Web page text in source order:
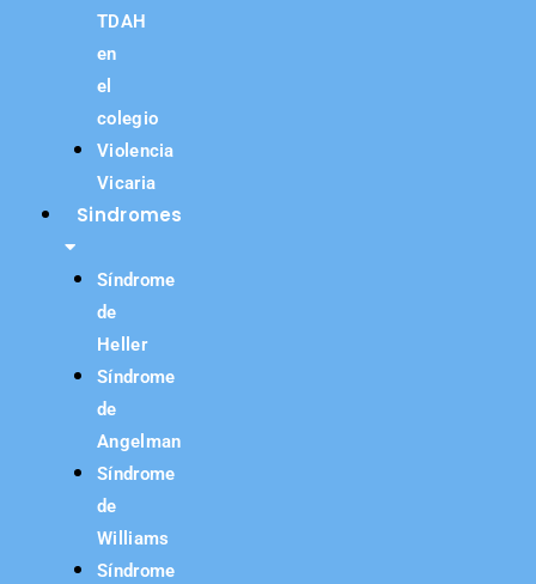
TDAH
en
el
colegio
Violencia
Vicaria
Sindromes
Síndrome
de
Heller
Síndrome
de
Angelman
Síndrome
de
Williams
Síndrome